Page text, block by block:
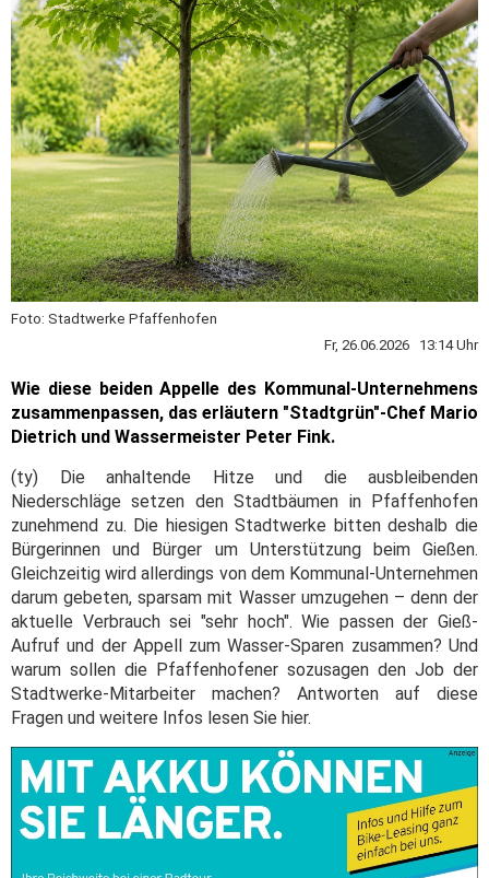
Foto: Stadtwerke Pfaffenhofen
Fr, 26.06.2026 13:14 Uhr
Wie diese beiden Appelle des Kommunal-Unternehmens
zusammenpassen, das erläutern "Stadtgrün"-Chef Mario
Dietrich und Wassermeister Peter Fink.
(ty) Die anhaltende Hitze und die ausbleibenden
Niederschläge setzen den Stadtbäumen in Pfaffenhofen
zunehmend zu. Die hiesigen Stadtwerke bitten deshalb die
Bürgerinnen und Bürger um Unterstützung beim Gießen.
Gleichzeitig wird allerdings von dem Kommunal-Unternehmen
darum gebeten, sparsam mit Wasser umzugehen – denn der
aktuelle Verbrauch sei "sehr hoch". Wie passen der Gieß-
Aufruf und der Appell zum Wasser-Sparen zusammen? Und
warum sollen die Pfaffenhofener sozusagen den Job der
Stadtwerke-Mitarbeiter machen? Antworten auf diese
Fragen und weitere Infos lesen Sie hier.